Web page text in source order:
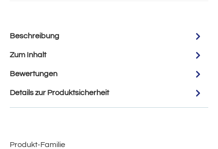
Beschreibung
Zum Inhalt
Bewertungen
Details zur Produktsicherheit
Produkt-Familie